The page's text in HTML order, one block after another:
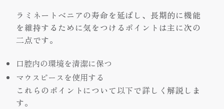
ラミネートベニアの寿命を延ばし、長期的に機能
を維持するために気をつけるポイントは主に次の
二点です。
口腔内の環境を清潔に保つ
マウスピースを使用する
これらのポイントについて以下で詳しく解説しま
す。